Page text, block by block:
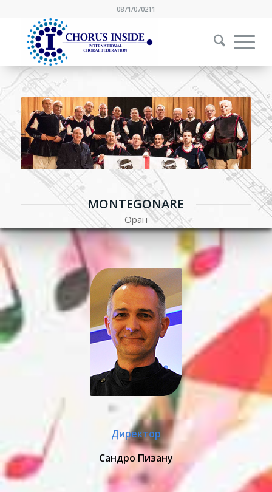
0871/070211
MONTEGONARE
Оран
Директор
Сандро Пизану